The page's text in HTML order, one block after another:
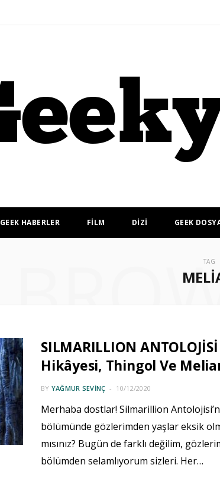
GEEK HABERLER FİLM DİZİ GEEK
TAG
SILMARILLION
Hikâyesi, Thingol Ve
BY YAĞMUR SEVINÇ 10/12/2020
Merhaba dostlar! Silmarillion
bölümünde gözlerimden yaşlar eksik
mısınız? Bugün de farklı değilim,
bölümden selamlıyorum sizleri. Her…